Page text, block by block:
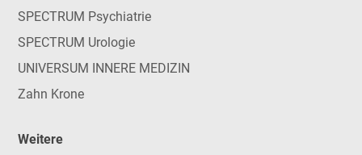
SPECTRUM Psychiatrie
SPECTRUM Urologie
UNIVERSUM INNERE MEDIZIN
Zahn Krone
Weitere